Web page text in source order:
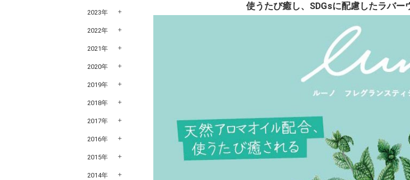
使うたび癒し、SDGsに配慮したラバー
2023年
2022年
2021年
2020年
2019年
2018年
2017年
2016年
2015年
2014年